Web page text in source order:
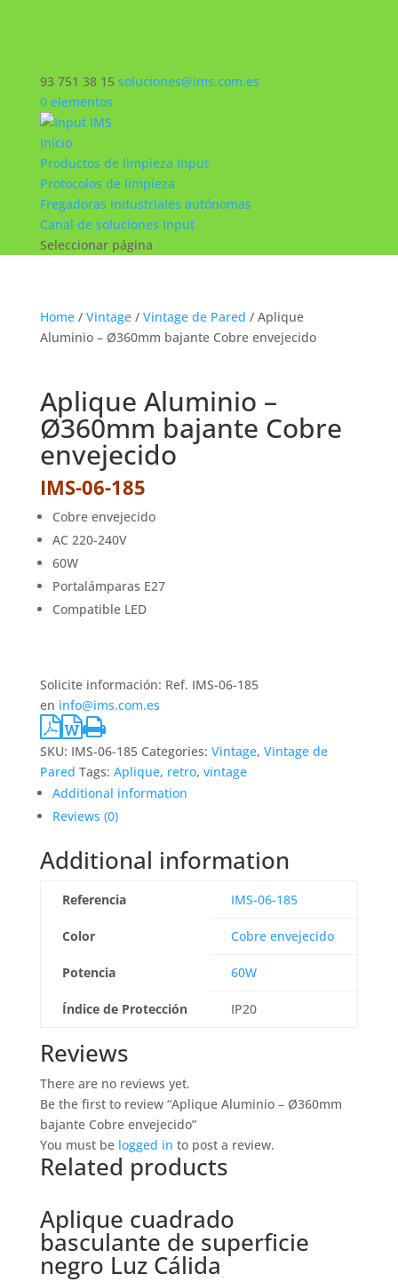
93 751 38 15 soluciones@ims.com.es
0 elementos
Inicio
Productos de limpieza Input
Protocolos de limpieza
Fregadoras industriales autónomas
Canal de soluciones Input
Seleccionar página
Home/ Vintage/ Vintage de Pared / Aplique
Aluminio – Ø360mm bajante Cobre envejecido
Aplique Aluminio –
Ø360mm bajante Cobre
envejecido
IMS-06-185
Cobre envejecido
AC 220-240V
60W
Portalámparas E27
Compatible LED
Solicite información: Ref. IMS-06-185
en info@ims.com.es
SKU: IMS-06-185 Categories: Vintage, Vintage de
Pared Tags: Aplique, retro, vintage
Additional information
Reviews (0)
Additional information
Referencia IMS-06-185
Color Cobre envejecido
Potencia 60W
Índice de Protección IP20
Reviews
There are no reviews yet.
Be the first to review “Aplique Aluminio – Ø360mm
bajante Cobre envejecido”
You must be logged in to post a review.
Related products
Aplique cuadrado
basculante de superficie
negro Luz Cálida